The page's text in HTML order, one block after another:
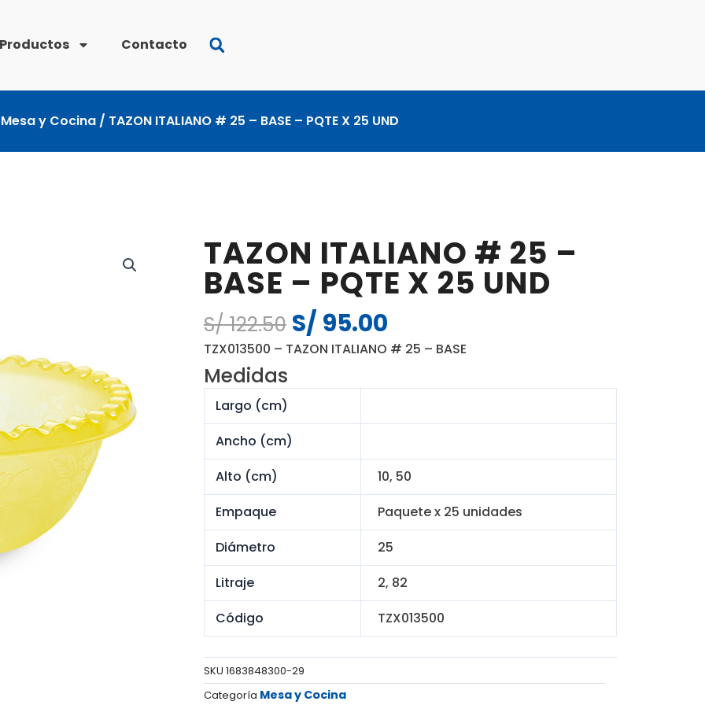
Productos Contacto
Mesa y Cocina/ TAZON ITALIANO # 25 – BASE – PQTE X 25 UND
TAZON ITALIANO # 25 –
BASE – PQTE X 25 UND
S/122.50 El
precio
era:
S/ 95.00El
precio
es:
TZX013500 – TAZON ITALIANO # 25 – BASE
Medidas
Largo (cm)
Ancho (cm)
Alto (cm)
10, 50
Empaque
Paquete x 25 unidades
Diámetro
25
Litraje
2, 82
Código
TZX013500
SKU 1683848300-29
Categoría Mesa y Cocina